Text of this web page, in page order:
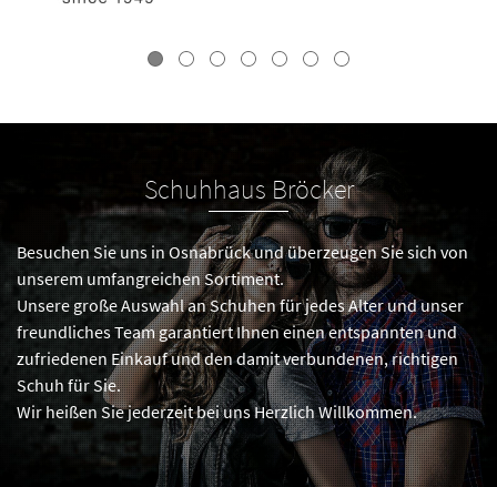
Schuhhaus Bröcker
Besuchen Sie uns in Osnabrück und überzeugen Sie sich von
unserem umfangreichen Sortiment.
Unsere große Auswahl an Schuhen für jedes Alter und unser
freundliches Team garantiert Ihnen einen entspannten und
zufriedenen Einkauf und den damit verbundenen, richtigen
Schuh für Sie.
Wir heißen Sie jederzeit bei uns Herzlich Willkommen.